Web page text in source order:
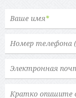
Ваше имя*
Номер телефона
Электронная